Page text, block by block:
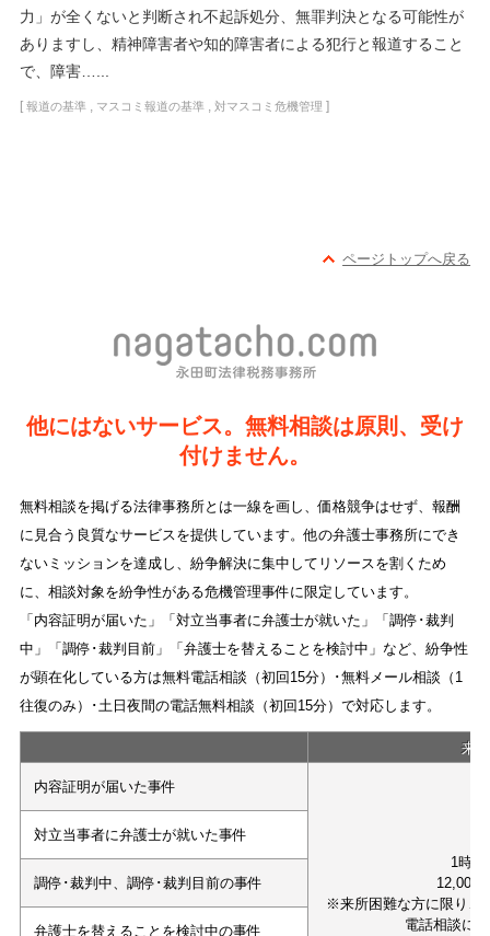
力」が全くないと判断され不起訴処分、無罪判決となる可能性が
ありますし、精神障害者や知的障害者による犯行と報道すること
で、障害…...
[ 報道の基準, マスコミ報道の基準, 対マスコミ危機管理 ]
ページトップへ戻る
他にはないサービス。無料相談は原則、受け
付けません。
無料相談を掲げる法律事務所とは一線を画し、価格競争はせず、報酬
に見合う良質なサービスを提供しています。他の弁護士事務所にでき
ないミッションを達成し、紛争解決に集中してリソースを割くため
に、相談対象を紛争性がある危機管理事件に限定しています。
「内容証明が届いた」「対立当事者に弁護士が就いた」「調停･裁判
中」「調停･裁判目前」「弁護士を替えることを検討中」など、紛争性
が顕在化している方は無料電話相談（初回15分）･無料メール相談（1
往復のみ）･土日夜間の電話無料相談（初回15分）で対応します。
来所
内容証明が届いた事件
1時間
12,000
※来所困難な方に限り、
電話相談に
対立当事者に弁護士が就いた事件
調停･裁判中、調停･裁判目前の事件
弁護士を替えることを検討中の事件